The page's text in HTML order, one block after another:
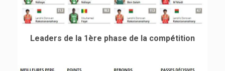
Leaders de la 1ère phase de la compétition